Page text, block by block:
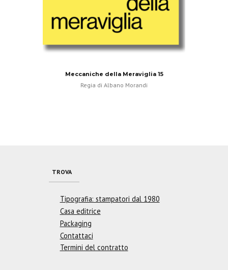
Meccaniche della Meraviglia 15
Regia di Albano Morandi
TROVA
Tipografia: stampatori dal 1980
Casa editrice
Packaging
Contattaci
Termini del contratto